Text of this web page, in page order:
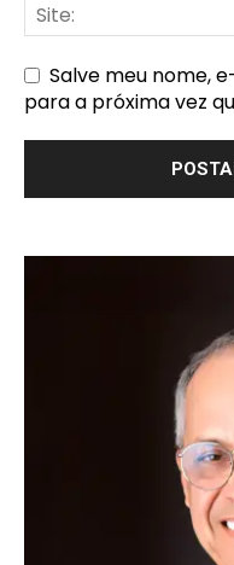
Salve meu nome,
para a próxima vez